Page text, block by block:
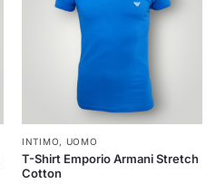
INTIMO, UOMO
T-Shirt Emporio Armani Stretch
Cotton